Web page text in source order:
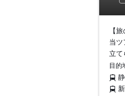
【
当ツ
立て
目的